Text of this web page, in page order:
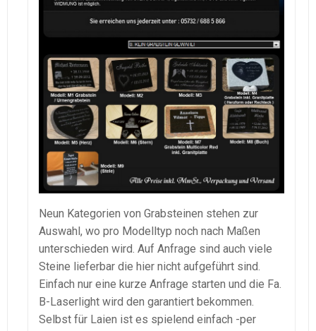
Neun Kategorien von Grabsteinen stehen zur
Auswahl, wo pro Modelltyp noch nach Maßen
unterschieden wird. Auf Anfrage sind auch viele
Steine lieferbar die hier nicht aufgeführt sind.
Einfach nur eine kurze Anfrage starten und die Fa.
B-Laserlight wird den garantiert bekommen.
Selbst für Laien ist es spielend einfach -per